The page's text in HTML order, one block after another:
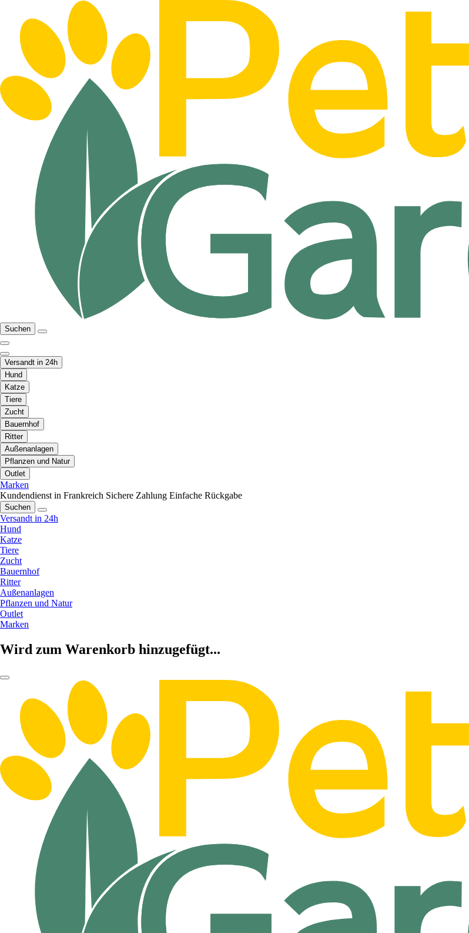
Suchen
Versandt in 24h
Hund
Katze
Tiere
Zucht
Bauernhof
Ritter
Außenanlagen
Pflanzen und Natur
Outlet
Marken
Kundendienst in Frankreich Sichere Zahlung Einfache Rückgabe
Suchen
Versandt in 24h
Hund
Katze
Tiere
Zucht
Bauernhof
Ritter
Außenanlagen
Pflanzen und Natur
Outlet
Marken
Wird zum Warenkorb hinzugefügt...